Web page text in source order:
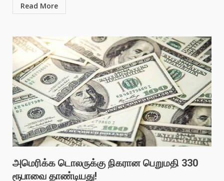
Read More
அமெரிக்க டொலருக்கு நிகரான பெறுமதி 330
ரூபாவை தாண்டியது!